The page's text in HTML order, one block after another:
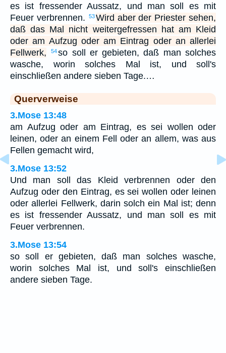
es ist fressender Aussatz, und man soll es mit
Feuer verbrennen.
53Wird aber der Priester sehen,
daß das Mal nicht weitergefressen hat am Kleid
oder am Aufzug oder am Eintrag oder an allerlei
Fellwerk,
54so soll er gebieten, daß man solches
wasche, worin solches Mal ist, und soll's
einschließen andere sieben Tage.…
Querverweise
3.Mose 13:48
am Aufzug oder am Eintrag, es sei wollen oder
leinen, oder an einem Fell oder an allem, was aus
Fellen gemacht wird,
3.Mose 13:52
Und man soll das Kleid verbrennen oder den
Aufzug oder den Eintrag, es sei wollen oder leinen
oder allerlei Fellwerk, darin solch ein Mal ist; denn
es ist fressender Aussatz, und man soll es mit
Feuer verbrennen.
3.Mose 13:54
so soll er gebieten, daß man solches wasche,
worin solches Mal ist, und soll's einschließen
andere sieben Tage.